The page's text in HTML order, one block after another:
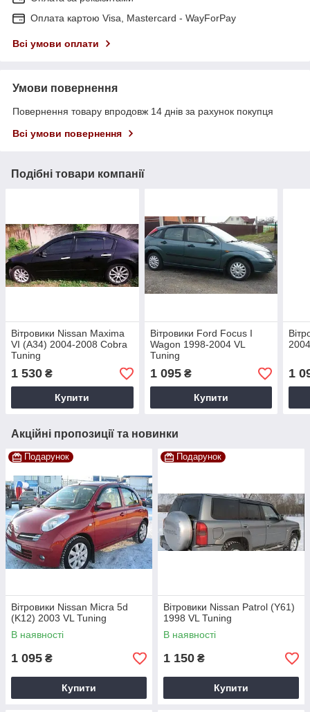
Оплата картою Visa, Mastercard - WayForPay
Всі умови оплати
Умови повернення
Повернення товару впродовж 14 днів за рахунок покупця
Всі умови повернення
Подібні товари компанії
Вітровики Nissan Maxima
VI (A34) 2004-2008 Cobra
Tuning
1 530 ₴
Купити
Вітровики Ford Focus I
Wagon 1998-2004 VL
Tuning
1 095₴
Купити
1
Акційні пропозиції та новинки
Подарунок
Вітровики Nissan Micra 5d
(K12) 2003 VL Tuning
В наявності
1 095 ₴
Купити
Подарунок
Вітровики Nissan Patrol (Y61)
1998 VL Tuning
В наявності
1 150 ₴
Купити